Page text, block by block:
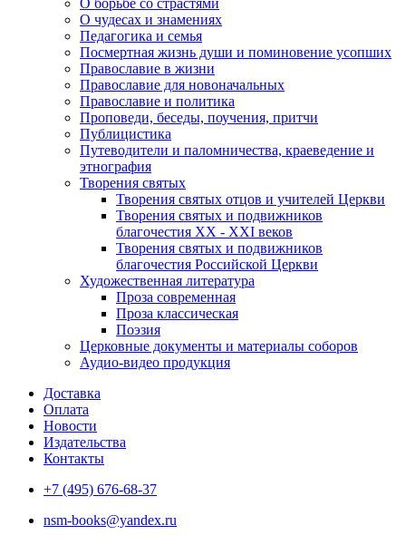
О чудесах и знамениях
Педагогика и семья
Посмертная жизнь души и поминовение усопших
Православие в жизни
Православие для новоначальных
Православие и политика
Проповеди, беседы, поучения, притчи
Публицистика
Путеводители и паломничества, краеведение и
этнография
Творения святых
Творения святых отцов и учителей Церкви
Творения святых и подвижников
благочестия ХХ - ХХI веков
Творения святых и подвижников
благочестия Российской Церкви
Художественная литература
Проза современная
Проза классическая
Поэзия
Церковные документы и материалы соборов
Аудио-видео продукция
Доставка
Оплата
Новости
Издательства
Контакты
+7 (495) 676-68-37
nsm-books@yandex.ru